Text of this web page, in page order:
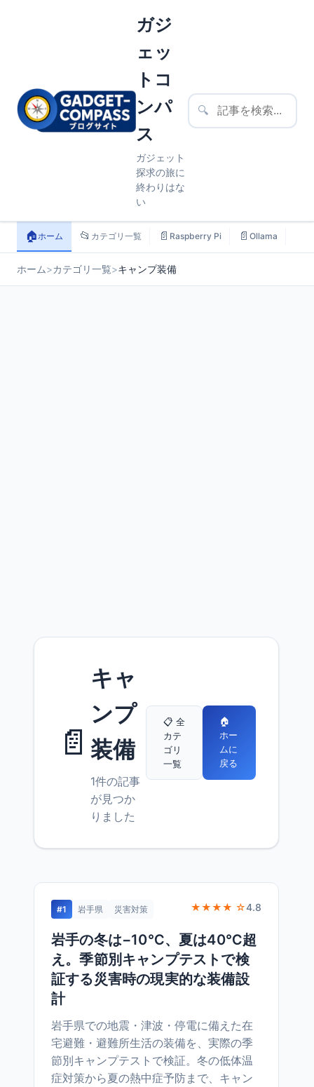
ガジ
ェッ
トコ
ンパ
ス
ガジェット
探求の旅に
終わりはな
い
🔍
🏠ホーム 📂 カテゴリ一覧 📄 Raspberry Pi 📄 Ollama
ホーム>カテゴリ一覧>キャンプ装備
📄
キャ
ンプ
装備
1件の記事
が見つか
りました
📋 全
カテ
ゴリ
一覧
🏠
ホー
ムに
戻る
#1 岩手県 災害対策 ★★★★ ☆4.8
岩手の冬は−10℃、夏は40℃超
え。季節別キャンプテストで検
証する災害時の現実的な装備設
計
岩手県での地震・津波・停電に備えた在
宅避難・避難所生活の装備を、実際の季
節別キャンプテストで検証。冬の低体温
症対策から夏の熱中症予防まで、キャン